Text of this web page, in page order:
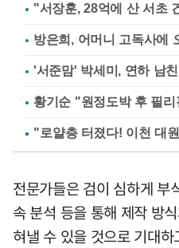
"서장훈, 28억에 산 서초
방은희, 어머니 고독사에
'서준맘' 박세미, 연하 남
황기순 "원정도박 후 필
전문가들은 검이 심하게 부
속 분석 등을 통해 제작 방
혀낼 수 있을 것으로 기대하